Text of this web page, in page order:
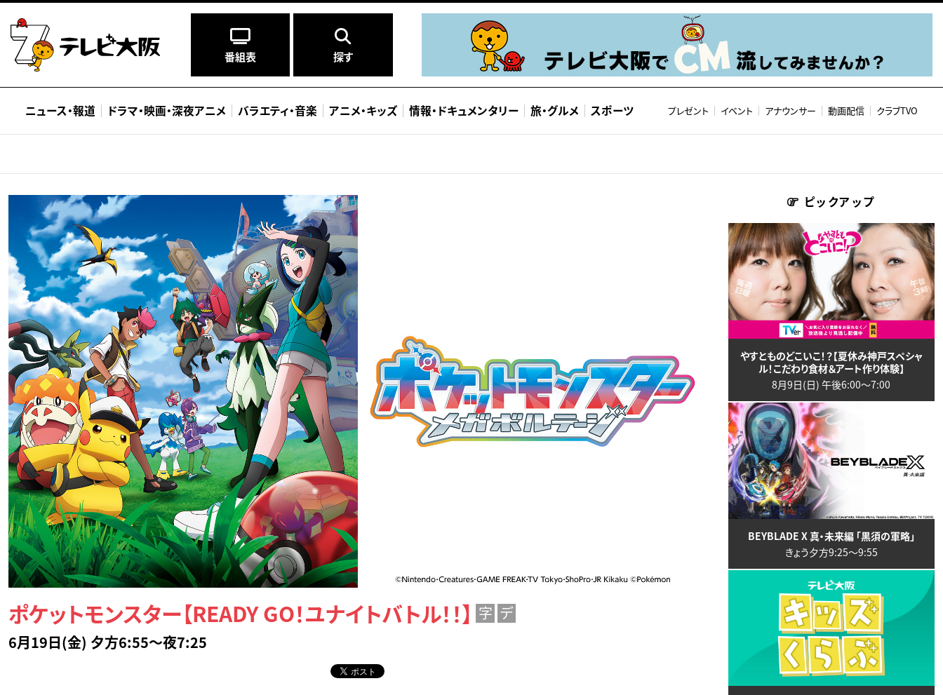
番組表 探す
ニュース・報道 ドラマ・映画・深夜アニメ バラエティ・音楽 アニメ・キッズ 情報・ ドキュメンタリー 旅・グルメ スポーツ プレゼント イベント アナウンサー 動画配信 クラブTVO
ポケットモンスター【READY GO！ユナイトバトル！！】 字 デ
6月19日(金) 夕方6:55～夜7:25
ピックアップ
やすとものどこいこ！？【夏休み神戸スペシャ
ル！こだわり食材＆アート作り体験】
8月9日(日) 午後6:00〜7:00
BEYBLADE X 真・未来編 「黒須の軍略」
きょう夕方9:25〜9:55